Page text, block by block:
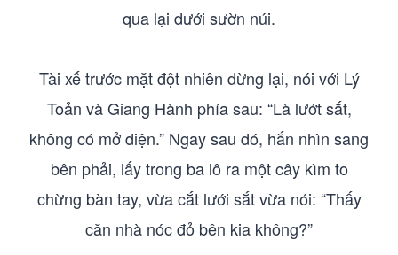
qua lại dưới sườn núi.
Tài xế trước mặt đột nhiên dừng lại, nói với Lý
Toản và Giang Hành phía sau: “Là lướt sắt,
không có mở điện.” Ngay sau đó, hắn nhìn sang
bên phải, lấy trong ba lô ra một cây kìm to
chừng bàn tay, vừa cắt lưới sắt vừa nói: “Thấy
căn nhà nóc đỏ bên kia không?”